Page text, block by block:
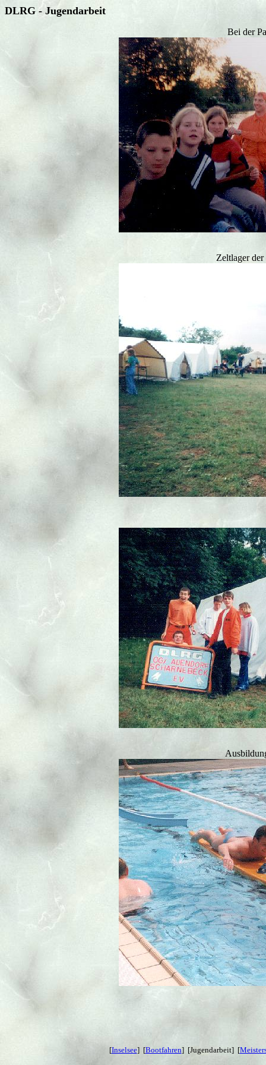
DLRG - Jugendarbeit
Bei der
Zeltlager
[Inselsee] [Bootfahren] [Jugendarbeit] [